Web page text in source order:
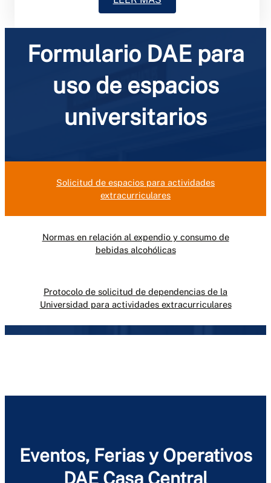
Formulario DAE para
uso de espacios
universitarios
Solicitud de espacios para actividades
extracurriculares
Normas en relación al expendio y consumo de
bebidas alcohólicas
Protocolo de solicitud de dependencias de la
Universidad para actividades extracurriculares
Eventos, Ferias y Operativos
DAE Casa Central